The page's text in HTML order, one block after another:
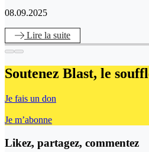
08.09.2025
Lire la suite
Soutenez Blast, le
Je fais un don
Je m’abonne
Likez, partagez, commentez